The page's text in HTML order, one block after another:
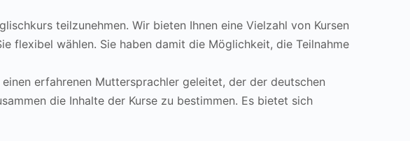
teilzunehmen. Wir bieten Ihnen eine Vielzahl von Kursen
flexibel wählen. Sie haben damit die Möglichkeit, die Teilnahme
erfahrenen Muttersprachler geleitet, der der deutschen
die Inhalte der Kurse zu bestimmen. Es bietet sich